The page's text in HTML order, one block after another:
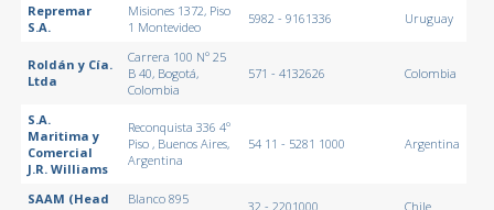
Repremar
S.A.
Misiones 1372, Piso
1 Montevideo
5982 - 9161336 Uruguay
Roldán y Cía.
Ltda
Carrera 100 Nº 25
B 40, Bogotá,
Colombia
571 - 4132626 Colombia
S.A.
Maritima y
Comercial
J.R. Williams
Reconquista 336 4º
Piso , Buenos Aires,
Argentina
54 11 - 5281 1000 Argentina
SAAM (Head
Blanco 895
32 - 2201000 Chile